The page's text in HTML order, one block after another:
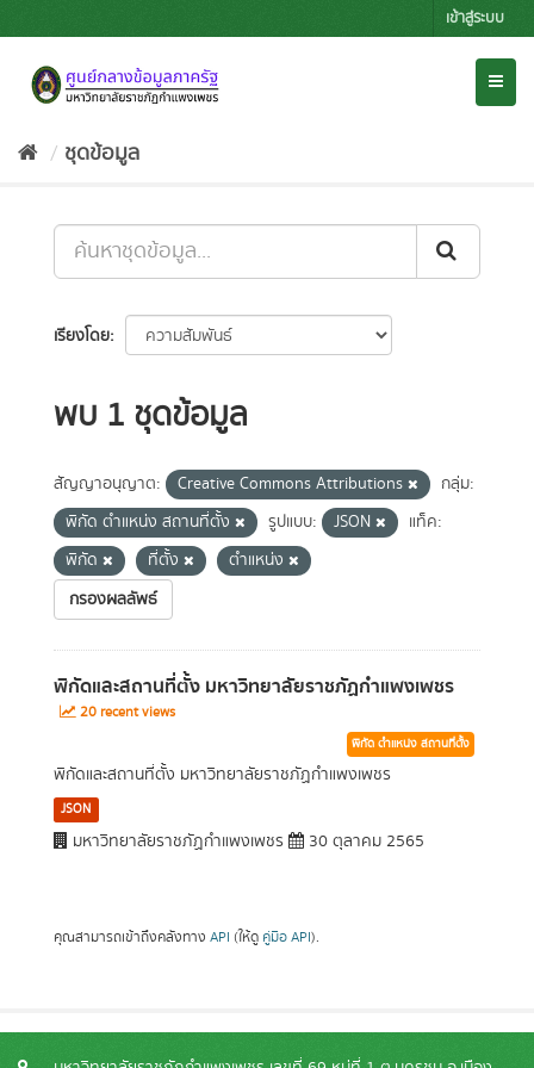
to
เข้าสู่ระบบ
ชุดข้อมูล
เรียงโดย
พบ 1 ชุดข้อมูล
สัญญาอนุญาต: Creative Commons Attributions
กลุ่ม:
พิกัด ตำแหน่ง สถานที่ตั้ง
รูปแบบ: JSON
แท็ค:
พิกัด
ที่ตั้ง
ตำแหน่ง
กรองผลลัพธ์
พิกัดและสถานที่ตั้ง มหาวิทยาลัยราชภัฏกำแพงเพชร
20 recent views
พิกัด ตำแหน่ง สถานที่ตั้ง
พิกัดและสถานที่ตั้ง มหาวิทยาลัยราชภัฏกำแพงเพชร
JSON
มหาวิทยาลัยราชภัฏกำแพงเพชร 30 ตุลาคม 2565
คุณสามารถเข้าถึงคลังทาง API (ให้ดู คู่มือ API).